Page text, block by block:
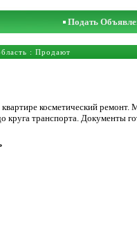
Подать
: Продают
косметический
круга транспорта. Документы